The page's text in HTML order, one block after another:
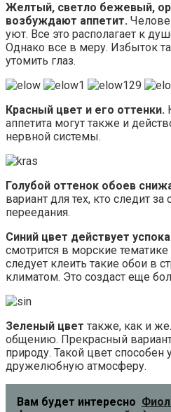
Желтый, светло бежевый,
возбуждают аппетит.
уют. Все это располагает к
Однако все в меру. Избыток
утомить глаз.
Красный цвет и его оттенки.
аппетита могут также и
нервной системы.
Голубой оттенок обоев
вариант для тех, кто следит
переедания.
Синий цвет действует
смотрится в морские
следует клеить такие обои в
климатом. Это создаст еще
Зеленый цвет также, как и
общению. Прекрасный
природу. Такой цвет способен
дружелюбную атмосферу.
Вам будет интересно